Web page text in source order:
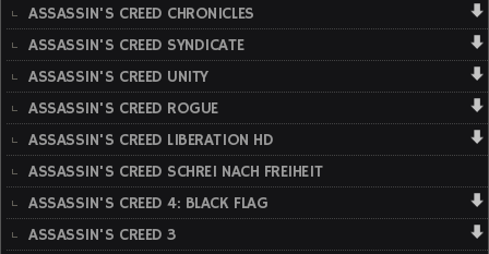
ASSASSIN'S CREED CHRONICLES
ASSASSIN'S CREED SYNDICATE
ASSASSIN'S CREED UNITY
ASSASSIN'S CREED ROGUE
ASSASSIN'S CREED LIBERATION HD
ASSASSIN'S CREED SCHREI NACH FREIHEIT
ASSASSIN'S CREED 4: BLACK FLAG
ASSASSIN'S CREED 3